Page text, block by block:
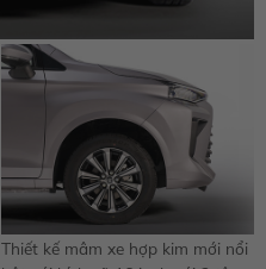
Thiết kế mâm xe hợp kim mới nổi